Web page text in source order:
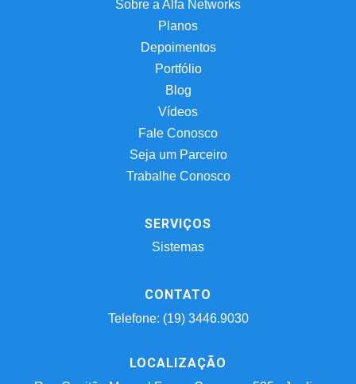
Sobre a Alfa Networks
Planos
Depoimentos
Portfólio
Blog
Vídeos
Fale Conosco
Seja um Parceiro
Trabalhe Conosco
SERVIÇOS
Sistemas
CONTATO
Telefone: (19) 3446.9030
LOCALIZAÇÃO